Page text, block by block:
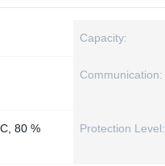
Capacity:
Communication:
80 %
Protection Level: